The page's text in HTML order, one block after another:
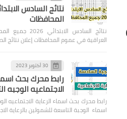
المحافظات
نتائج السادس
العراقية في عموم المحافظات إعلان نتائج
30 أكتوبر 2023
رابط محرك بحث
الاجتماعيه الوجبه
اسماء الوجبة التاسعة للشمولين بالرعاية